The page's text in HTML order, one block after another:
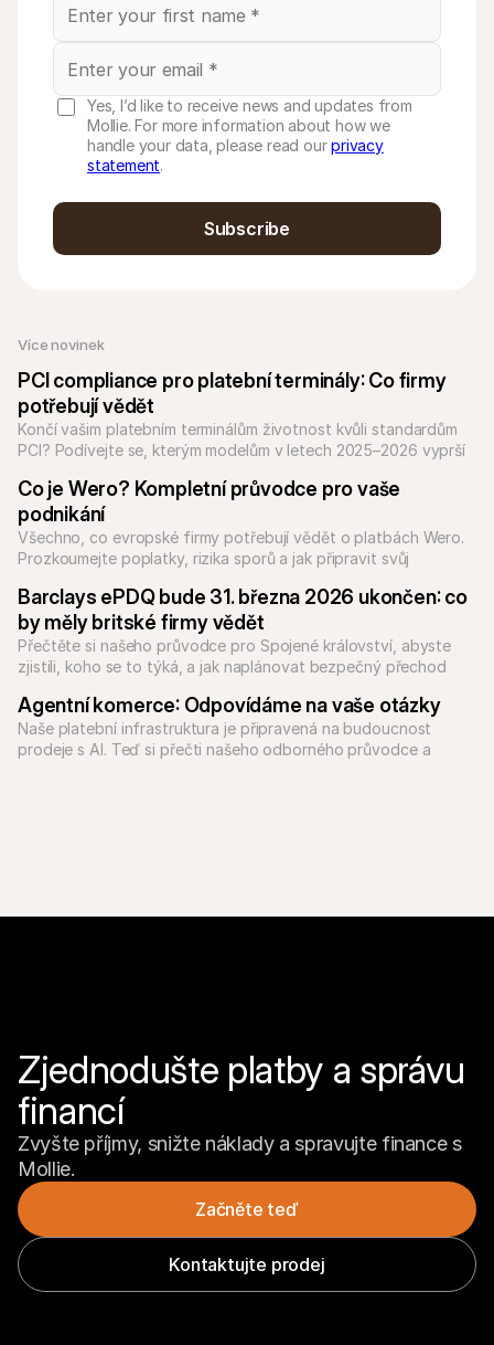
Více novinek
PCI compliance pro platební terminály: Co firmy
potřebují vědět
Končí vašim platebním terminálům životnost kvůli standardům
PCI? Podívejte se, kterým modelům v letech 2025–2026 vyprší
Co je Wero? Kompletní průvodce pro vaše
podnikání
Všechno, co evropské firmy potřebují vědět o platbách Wero.
Prozkoumejte poplatky, rizika sporů a jak připravit svůj
Barclays ePDQ bude 31. března 2026 ukončen: co
by měly britské firmy vědět
Přečtěte si našeho průvodce pro Spojené království, abyste
zjistili, koho se to týká, a jak naplánovat bezpečný přechod
Agentní komerce: Odpovídáme na vaše otázky
Naše platební infrastruktura je připravená na budoucnost
prodeje s AI. Teď si přečti našeho odborného průvodce a
Yes, I’d like to receive news and updates from
Mollie. For more information about how we
handle your data, please read ourprivacy
statement.
Subscribe
Zjednodušte platby a správu
financí
Zvyšte příjmy, snižte náklady a spravujte finance s
Mollie.
Začněte teď
Kontaktujte prodej